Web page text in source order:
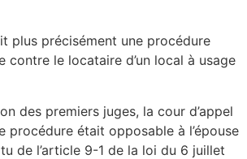
plus précisément une procédure
contre le locataire d’un local à usage
des premiers juges, la cour d’appel
procédure était opposable à l’épouse
de l’article 9-1 de la loi du 6 juillet